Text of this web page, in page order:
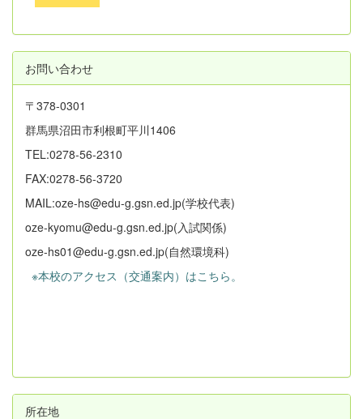
お問い合わせ
〒378-0301
群馬県沼田市利根町平川1406
TEL:0278-56-2310
FAX:0278-56-3720
MAIL:oze-hs@edu-g.gsn.ed.jp(学校代表)
oze-kyomu@edu-g.gsn.ed.jp(入試関係)
oze-hs01@edu-g.gsn.ed.jp(自然環境科)
※本校のアクセス（交通案内）はこちら。
所在地